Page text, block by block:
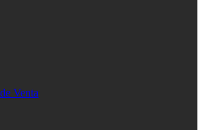
Venta